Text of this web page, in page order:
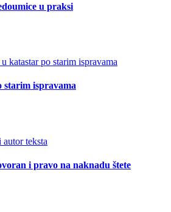
u praksi
starim ispravama
i pravo na naknadu štete